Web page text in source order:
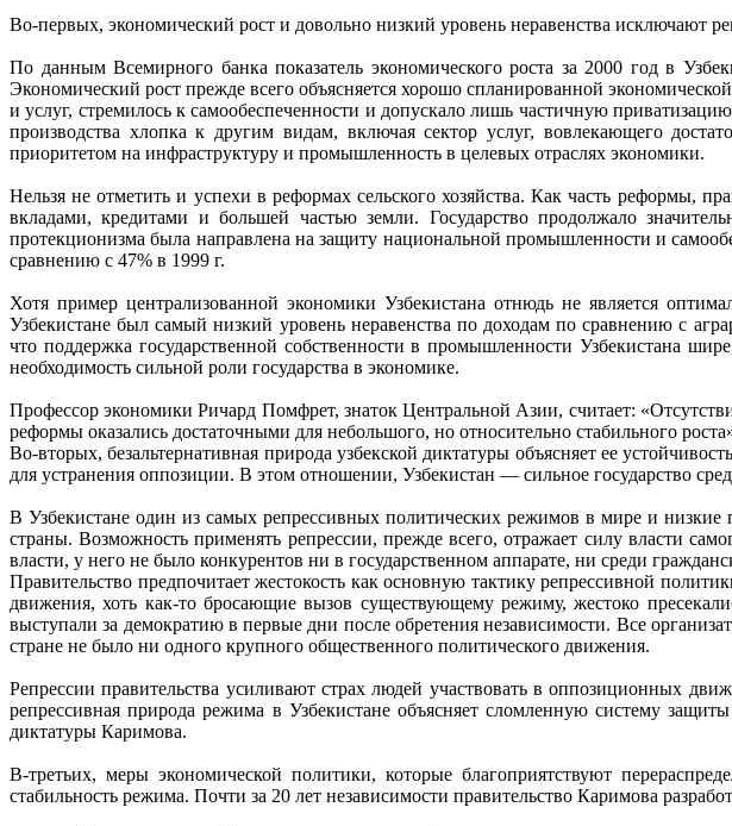
Во-первых, экономический рост и довольно низкий уровень неравенства исключают
По данным Всемирного банка показатель экономического роста за 2000 год в
Экономический рост прежде всего объясняется хорошо спланированной
и услуг, стремилось к самообеспеченности и допускало лишь частичную
производства хлопка к другим видам, включая сектор услуг, вовлекающего
приоритетом на инфраструктуру и промышленность в целевых отраслях экономики.
Нельзя не отметить и успехи в реформах сельского хозяйства. Как часть реформы,
вкладами, кредитами и большей частью земли. Государство продолжало
протекционизма была направлена на защиту национальной промышленности и
сравнению с 47% в 1999 г.
Хотя пример централизованной экономики Узбекистана отнюдь не является
Узбекистане был самый низкий уровень неравенства по доходам по сравнению с
что поддержка государственной собственности в промышленности Узбекистана
необходимость сильной роли государства в экономике.
Профессор экономики Ричард Помфрет, знаток Центральной Азии, считает:
реформы оказались достаточными для небольшого, но относительно стабильного
Во-вторых, безальтернативная природа узбекской диктатуры объясняет ее
для устранения оппозиции. В этом отношении, Узбекистан — сильное государство
В Узбекистане один из самых репрессивных политических режимов в мире и низкие
страны. Возможность применять репрессии, прежде всего, отражает силу власти
власти, у него не было конкурентов ни в государственном аппарате, ни среди
Правительство предпочитает жестокость как основную тактику репрессивной
движения, хоть как-то бросающие вызов существующему режиму, жестоко
выступали за демократию в первые дни после обретения независимости. Все
стране не было ни одного крупного общественного политического движения.
Репрессии правительства усиливают страх людей участвовать в оппозиционных
репрессивная природа режима в Узбекистане объясняет сломленную систему
диктатуры Каримова.
В-третьих, меры экономической политики, которые благоприятствуют
стабильность режима. Почти за 20 лет независимости правительство Каримова